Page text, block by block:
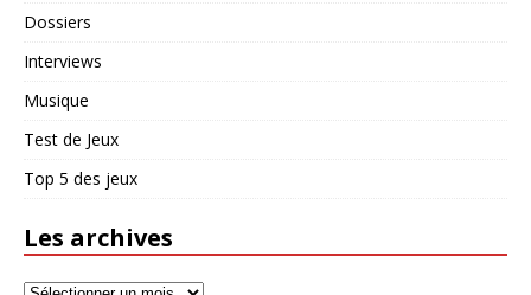
Dossiers
Interviews
Musique
Test de Jeux
Top 5 des jeux
Les archives